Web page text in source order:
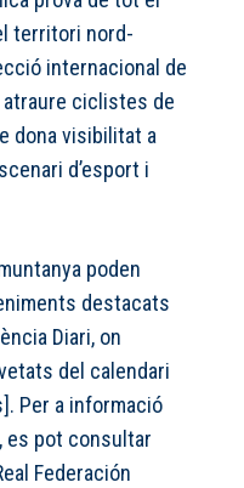
territori nord-
internacional de
atraure ciclistes de
dona visibilitat a
d’esport i
poden
destacats
Diari, on
del calendari
Per a informació
es pot consultar
Federación